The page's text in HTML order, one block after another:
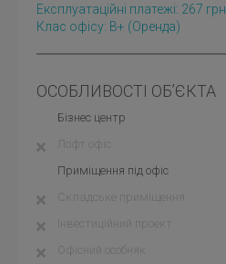
Експлуатаційні платежі: 267 грн
Клас офісу: B+ (оренда)
ОСОБЛИВОСТІ ОБ’ЄКТА
Бізнес центр
Лофт офіс
Приміщення під офіс
Складське приміщення
Інвестиційний проект
Офісний особняк